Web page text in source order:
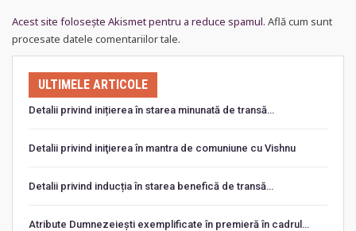
Acest site folosește Akismet pentru a reduce spamul. Află cum sunt
procesate datele comentariilor tale.
ULTIMELE ARTICOLE
Detalii privind inițierea în starea minunată de transă…
Detalii privind iniţierea în mantra de comuniune cu Vishnu
Detalii privind inducția în starea benefică de transă…
Atribute Dumnezeiești exemplificate în premieră în cadrul…